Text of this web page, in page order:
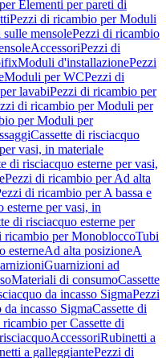
Elementi per pareti di
Pezzi di ricambio per Moduli
mensolePezzi di ricambio
AccessoriPezzi di
Moduli d'installazionePezzi
Moduli per WCPezzi di
lavabiPezzi di ricambio per
di ricambio per Moduli per
per Moduli per
Cassette di risciacquo
vasi, in materiale
di risciacquo esterne per vasi,
Pezzi di ricambio per Ad alta
di ricambio per A bassa e
esterne per vasi, in
di risciacquo esterne per
ricambio per MonobloccoTubi
esterneAd alta posizioneA
Guarnizioni ad
Materiali di consumoCassette
da incasso SigmaPezzi
incasso SigmaCassette di
per Cassette di
AccessoriRubinetti a
a galleggiantePezzi di